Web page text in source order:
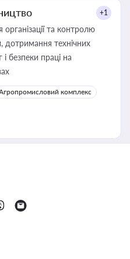
+1
організації та контролю
дотримання технічних
безпеки праці на
комплекс